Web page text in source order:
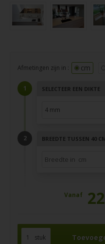
Afmetingen zijn in : cm
SELECTEER EEN DIKTE
BREEDTE TUSSEN 40
Vanaf
stuk